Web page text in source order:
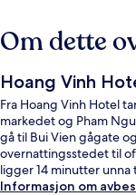
Om dette
Hoang Vinh
Fra Hoang Vinh Hotel
markedet og Pham
gå til Bui Vien gågate
overnattingsstedet til
ligger 14 minutter unna
Informasjon om